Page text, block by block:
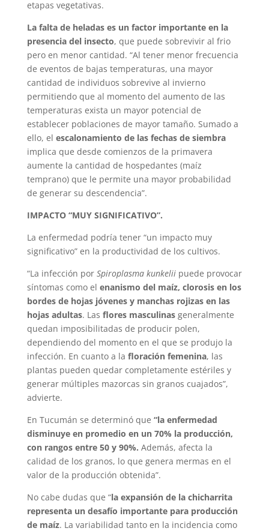
etapas vegetativas.
La falta de heladas es un factor importante en la
presencia del insecto, que puede sobrevivir al frio
pero en menor cantidad. “Al tener menor frecuencia
de eventos de bajas temperaturas, una mayor
cantidad de individuos sobrevive al invierno
permitiendo que al momento del aumento de las
temperaturas exista un mayor potencial de
establecer poblaciones de mayor tamaño. Sumado a
ello, el escalonamiento de las fechas de siembra
implica que desde comienzos de la primavera
aumente la cantidad de hospedantes (maíz
temprano) que le permite una mayor probabilidad
de generar su descendencia”.
IMPACTO “MUY SIGNIFICATIVO”.
La enfermedad podría tener “un impacto muy
significativo” en la productividad de los cultivos.
“La infección por Spiroplasma kunkeliipuede provocar
síntomas como el enanismo del maíz, clorosis en los
bordes de hojas jóvenes y manchas rojizas en las
hojas adultas. Las flores masculinasgeneralmente
quedan imposibilitadas de producir polen,
dependiendo del momento en el que se produjo la
infección. En cuanto a la floración femenina, las
plantas pueden quedar completamente estériles y
generar múltiples mazorcas sin granos cuajados”,
advierte.
En Tucumán se determinó que “la enfermedad
disminuye en promedio en un 70% la producción,
con rangos entre 50 y 90%. Además, afecta la
calidad de los granos, lo que genera mermas en el
valor de la producción obtenida”.
No cabe dudas que “la expansión de la chicharrita
representa un desafío importante para producción
de maíz. La variabilidad tanto en la incidencia como